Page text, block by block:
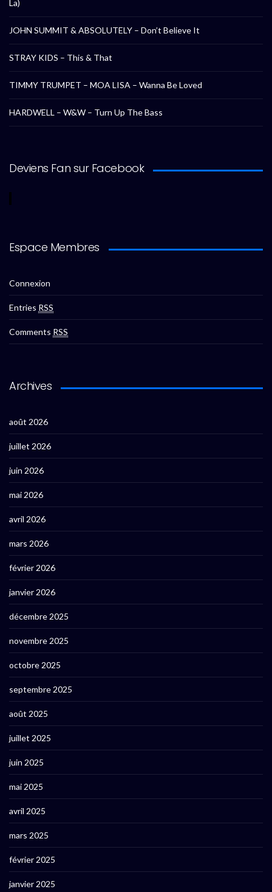
La)
JOHN SUMMIT & ABSOLUTELY – Don’t Believe It
STRAY KIDS – This & That
TIMMY TRUMPET – MOA LISA – Wanna Be Loved
HARDWELL – W&W – Turn Up The Bass
Deviens Fan sur Facebook
Espace Membres
Connexion
Entries RSS
Comments RSS
Archives
août 2026
juillet 2026
juin 2026
mai 2026
avril 2026
mars 2026
février 2026
janvier 2026
décembre 2025
novembre 2025
octobre 2025
septembre 2025
août 2025
juillet 2025
juin 2025
mai 2025
avril 2025
mars 2025
février 2025
janvier 2025